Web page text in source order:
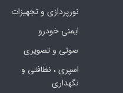
نورپردازی و تجهیزات
ایمنی خودرو
صوتی و تصویری
اسپری ، نظافتی و
نگهداری